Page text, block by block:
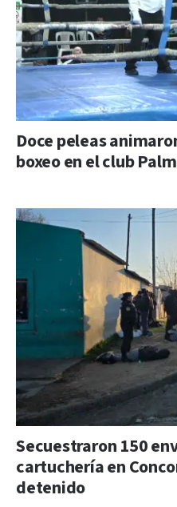
Doce peleas
boxeo en el club
Secuestraron 150
cartuchería en
detenido